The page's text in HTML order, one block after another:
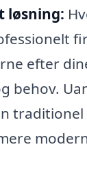
løsning:
efter
behov.